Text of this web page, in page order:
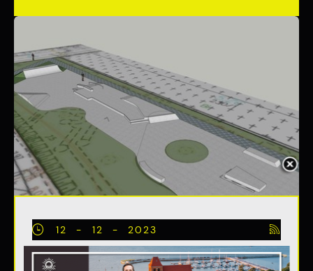
12 - 12 - 2023
Rozbudowa skateparku w